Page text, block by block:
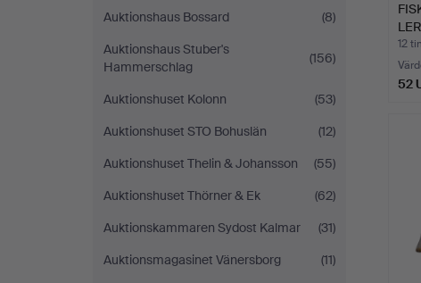
Auktionshaus Bossard
(8)
Auktionshaus Stuber's
Hammerschlag
(156)
Auktionshuset Kolonn
(53)
Auktionshuset STO Bohuslän
(12)
Auktionshuset Thelin & Johansson
(55)
Auktionshuset Thörner & Ek
(62)
Auktionskammaren Sydost Kalmar
(31)
Auktionsmagasinet Vänersborg
(11)
12
52